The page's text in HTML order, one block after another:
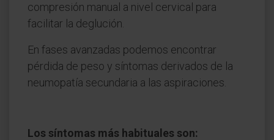
compresión manual a nivel cervical para
facilitar la deglución.
En fases avanzadas podemos encontrar
pérdida de peso y síntomas derivados de la
neumopatía secundaria a las aspiraciones.
Los síntomas más habituales son: